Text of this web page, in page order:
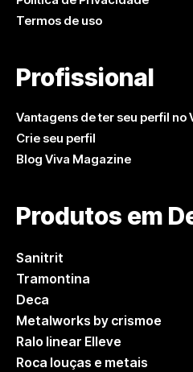
Termos de uso
Profissional
Vantagens de ter seu perfil no
Crie seu perfil
Blog Viva Magazine
Produtos em
Sanitrit
Tramontina
Deca
Metalworks by crismoe
Ralo linear Elleve
Roca louças e metais